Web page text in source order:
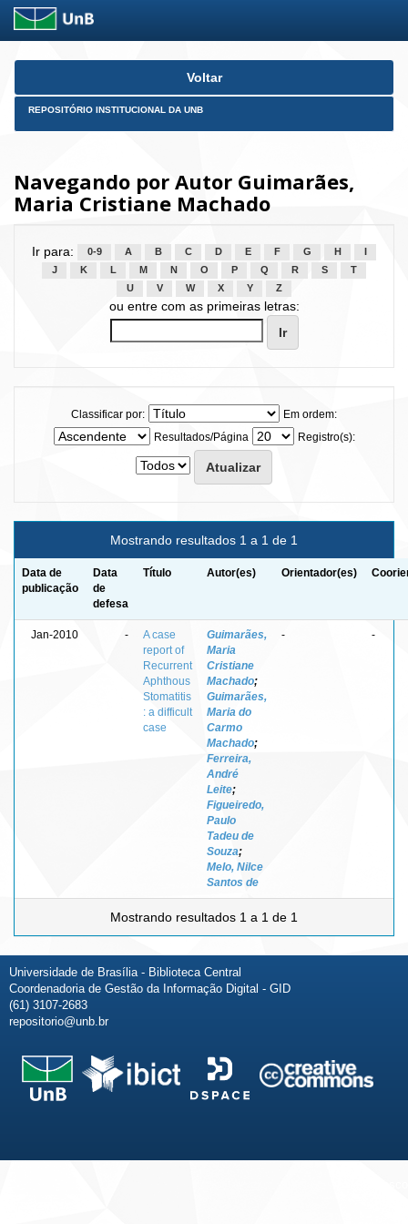
Skip
Voltar
REPOSITÓRIO INSTITUCIONAL DA UNB
Navegando por Autor Guimarães,
Maria Cristiane Machado
Ir para: 0-9 A B C D E F G H
J
K L M N O P Q R S
T
U
V W X Y Z
ou entre com as primeiras letras:
Classificar por:
Em ordem:
Resultados/Página
Registro(s):
Mostrando resultados 1 a 1 de 1
Data de
publicação
Data
de
defesa
Título Autor(es) Orientador(es)
Jan-2010 -
A case
report of
Recurrent
Aphthous
Stomatitis
: a difficult
case
Guimarães,
Maria
Cristiane
Machado;
Guimarães,
Maria do
Carmo
Machado;
Ferreira,
André
Leite;
Figueiredo,
Paulo
Tadeu de
Souza;
Melo, Nilce
Santos de
- -
Mostrando resultados 1 a 1 de 1
Universidade de Brasília - Biblioteca Central
Coordenadoria de Gestão da Informação Digital - GID
(61) 3107-2683
repositorio@unb.br